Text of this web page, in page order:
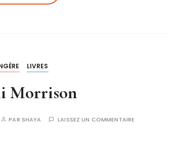
LIVRES
Morrison
PAR SHAYA LAISSEZ UN COMMENTAIRE